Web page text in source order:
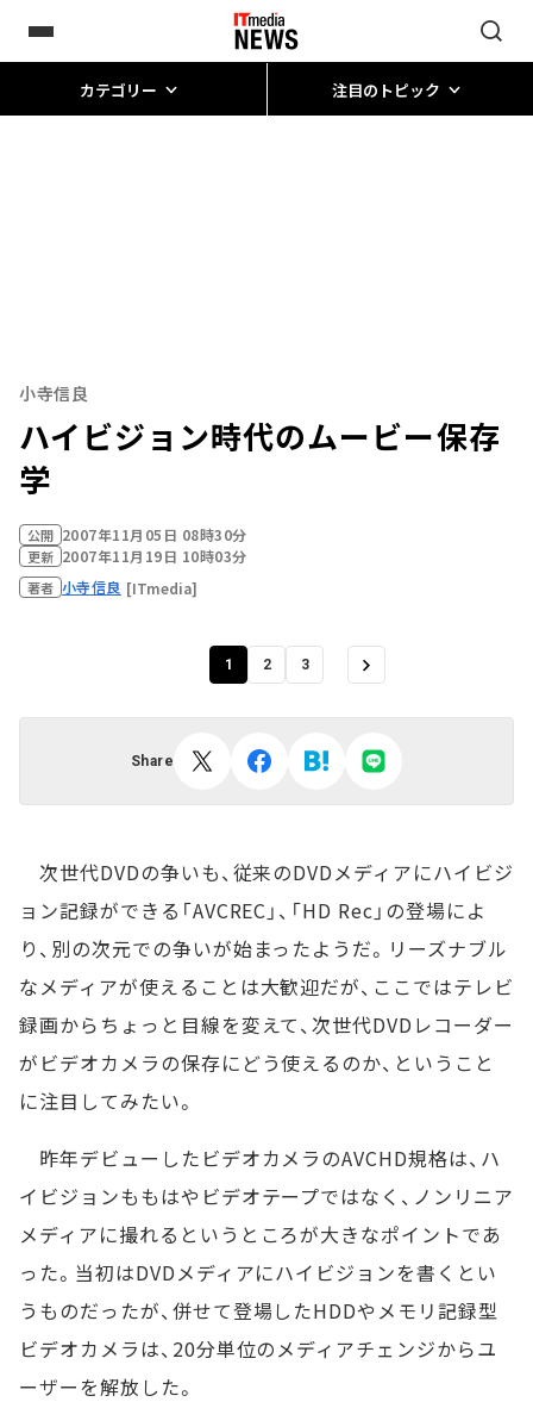
カテゴリー 注目のトピック
小寺信良
ハイビジョン時代のムービー保存
学
公開 2007年11月05日 08時30分
更新 2007年11月19日 10時03分
著者 小寺信良 [ITmedia]
1 2 3
Share
次世代DVDの争いも、従来のDVDメディアにハイビジ
ョン記録ができる「AVCREC」、「HD Rec」の登場によ
り、別の次元での争いが始まったようだ。リーズナブル
なメディアが使えることは大歓迎だが、ここではテレビ
録画からちょっと目線を変えて、次世代DVDレコーダー
がビデオカメラの保存にどう使えるのか、ということ
に注目してみたい。
昨年デビューしたビデオカメラのAVCHD規格は、ハ
イビジョンももはやビデオテープではなく、ノンリニア
メディアに撮れるというところが大きなポイントであ
った。当初はDVDメディアにハイビジョンを書くとい
うものだったが、併せて登場したHDDやメモリ記録型
ビデオカメラは、20分単位のメディアチェンジからユ
ーザーを解放した。